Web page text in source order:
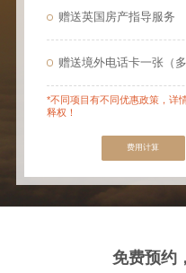
赠送英国房产指导服务
赠送境外电话卡一张（多
*不同项目有不同优惠政策，详
释权！
费用计算
免费预约